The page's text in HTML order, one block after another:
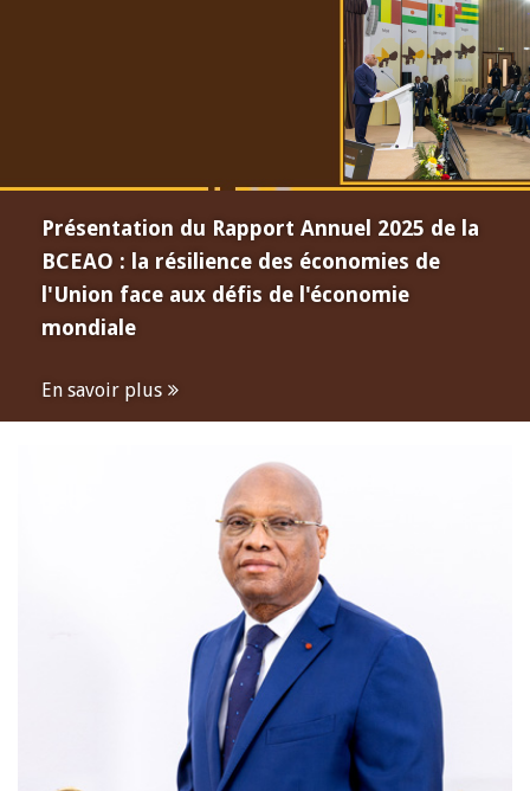
Présentation du Rapport Annuel 2025 de la
BCEAO : la résilience des économies de
l'Union face aux défis de l'économie
mondiale
En savoir plus